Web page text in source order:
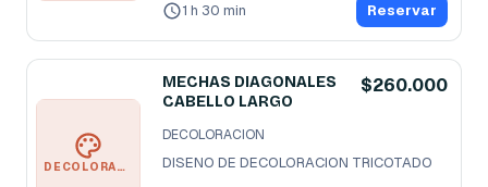
1 h 30 min Reservar
DECOLORACION
MECHAS DIAGONALES
CABELLO LARGO
$260.000
DECOLORACION
DISENO DE DECOLORACION TRICOTADO